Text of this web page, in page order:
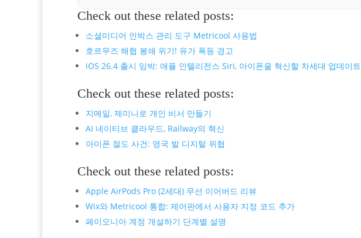
Check out these related posts:
소셜미디어 인박스 관리 도구 Metricool 사용법
호르무즈 해협 봉쇄 위기! 유가 폭등 경고
iOS 26.4 출시 임박: 애플 인텔리전스 Siri, 아이폰을 혁신할 차세대 업데이트
Check out these related posts:
지메일, 제미니로 개인 비서 만들기
AI 네이티브 클라우드, Railway의 혁신
아이폰 절도 사건: 영국 발 디지털 위협
Check out these related posts:
Apple AirPods Pro (2세대) 무선 이어버드 리뷰
Wix와 Metricool 통합: 제어판에서 사용자 지정 코드 추가
페이오니아 계정 개설하기 단계별 설명